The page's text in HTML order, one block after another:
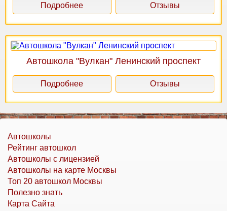
Подробнее Отзывы
Автошкола "Вулкан" Ленинский проспект
Подробнее Отзывы
Автошколы
Рейтинг автошкол
Автошколы с лицензией
Автошколы на карте Москвы
Топ 20 автошкол Москвы
Полезно знать
Карта Сайта